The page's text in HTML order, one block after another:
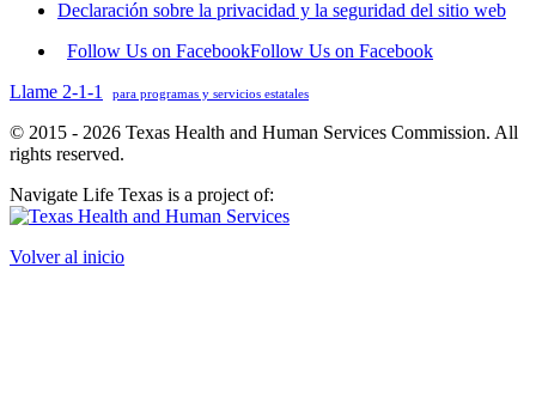
Declaración sobre la privacidad y la seguridad del sitio web
Follow Us on FacebookFollow Us on Facebook
Llame 2-1-1
para programas y servicios estatales
© 2015 - 2026 Texas Health and Human Services Commission. All
rights reserved.
Navigate Life Texas is a project of:
Volver al inicio